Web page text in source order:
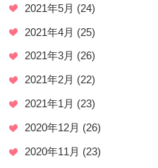
2021年5月 (24)
2021年4月 (25)
2021年3月 (26)
2021年2月 (22)
2021年1月 (23)
2020年12月 (26)
2020年11月 (23)